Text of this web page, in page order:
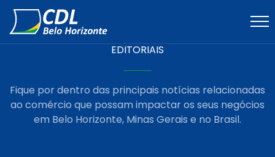
EDITORIAIS
Fique por dentro das principais notícias relacionadas
ao comércio que possam impactar os seus negócios
em Belo Horizonte, Minas Gerais e no Brasil.